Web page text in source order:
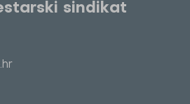
sindikat